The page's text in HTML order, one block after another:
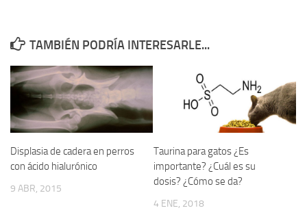
TAMBIÉN PODRÍA INTERESARLE...
Displasia de cadera en perros
con ácido hialurónico
9 ABR, 2015
Taurina para gatos ¿Es
importante? ¿Cuál es su
dosis? ¿Cómo se da?
4 ENE, 2018